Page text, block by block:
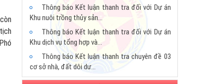
Giải quyết khiếu nại lần 2 của ông Bùi Đức
Trản, tổ dân phố 2,...
Giám đốc Sở Lao động Thương binh và Xã
hội: Khôi phục chế độ...
UBND tỉnh đình chỉ giải quyết khiếu nại của
ông Lê Hà xã Vĩnh Lộc,...
Chủ tịch UBND tỉnh Hà Tĩnh ban hành Quyết
Thông báo Kết luận thanh tra đối với Dự án
Khu nuôi trồng thủy sản...
Thông báo Kết luận thanh tra đối với Dự án
Khu dịch vụ tổng hợp và...
Thông báo Kết luận thanh tra chuyên đề 03
cơ sở nhà, đất dôi dư...
Thông báo Kết luận thanh tra chuyên đề cơ